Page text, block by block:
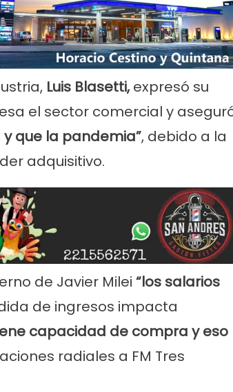
Luis Blasetti, expresó su
el sector comercial y
y que la pandemia”, debido a la
adquisitivo.
de Javier Milei “los salarios
de ingresos impacta
capacidad de compra y eso
radiales a FM Tres
Servicios
Por mejoras en el servicio
agua de 11 a 15